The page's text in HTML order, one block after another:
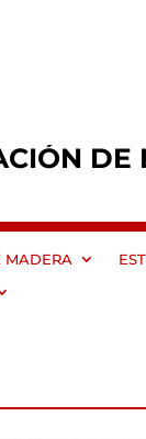
DE
MADERA